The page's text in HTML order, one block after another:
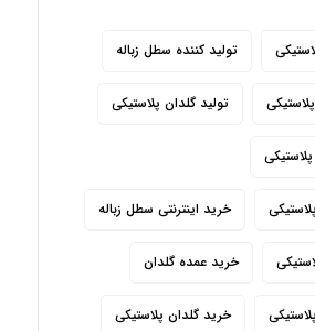
تولید کننده سطل زباله
تولید گلدان پلاستیکی
خرید اینترنتی سطل زباله
خرید عمده گلدان
خرید گلدان پلاستیکی